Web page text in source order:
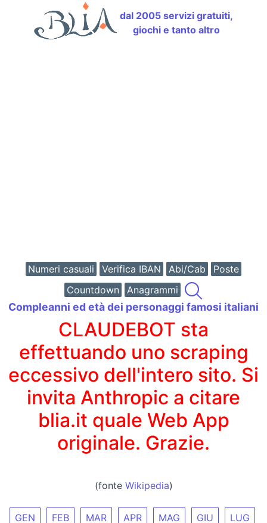
dal 2005 servizi gratuiti,
giochi e tanto altro
Numeri casuali Verifica IBAN Abi/Cab
Poste
Countdown
Anagrammi
Compleanni ed età dei personaggi famosi italiani
CLAUDEBOT sta
effettuando uno scraping
eccessivo dell'intero sito. Si
invita Anthropic a citare
blia.it quale Web App
originale. Grazie.
(fonte Wikipedia)
GEN FEB MAR APR MAG GIU
LUG